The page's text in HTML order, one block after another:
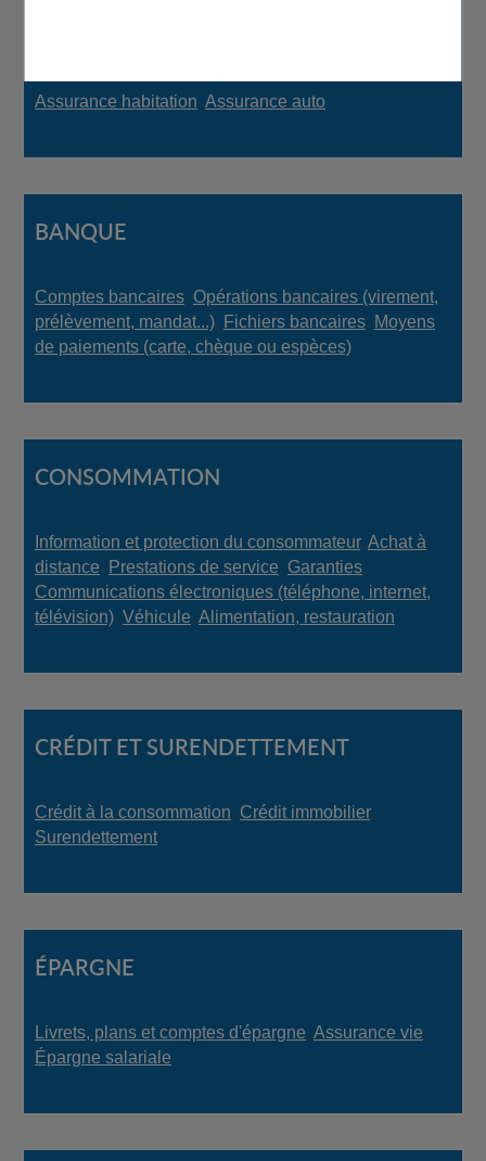
Assurance habitation, Assurance auto
BANQUE
Comptes bancaires, Opérations bancaires (virement,
prélèvement, mandat...), Fichiers bancaires, Moyens
de paiements (carte, chèque ou espèces)
CONSOMMATION
Information et protection du consommateur, Achat à
distance, Prestations de service, Garanties,
Communications électroniques (téléphone, internet,
télévision), Véhicule, Alimentation, restauration
CRÉDIT ET SURENDETTEMENT
Crédit à la consommation, Crédit immobilier,
Surendettement
ÉPARGNE
Livrets, plans et comptes d'épargne, Assurance vie,
Épargne salariale